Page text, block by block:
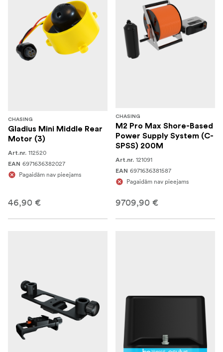
CHASING
Gladius Mini Middle Rear
Motor (3)
Art.nr. 112520
EAN 6971636382027
Pagaidām nav pieejams
46,90 €
CHASING
M2 Pro Max Shore-Based
Power Supply System (C-
SPSS) 200M
Art.nr. 121091
EAN 6971636381587
Pagaidām nav pieejams
9709,90 €